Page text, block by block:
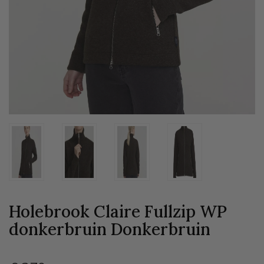
Holebrook Claire Fullzip WP
donkerbruin Donkerbruin